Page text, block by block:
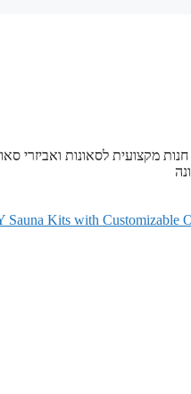
Sauna Kits with Customizable